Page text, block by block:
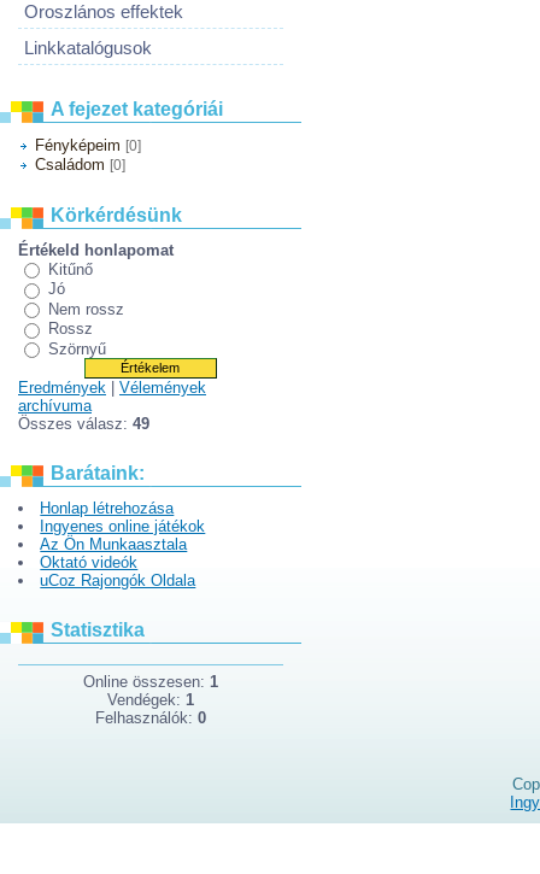
Oroszlános effektek
Linkkatalógusok
A fejezet kategóriái
Fényképeim [0]
Családom [0]
Körkérdésünk
Értékeld honlapomat
Kitűnő
Jó
Nem rossz
Rossz
Szörnyű
Eredmények
Vélemények
archívuma
Összes válasz: 49
Barátaink:
Honlap létrehozása
Ingyenes online játékok
Az Ön Munkaasztala
Oktató videók
uCoz Rajongók Oldala
Statisztika
Online összesen: 1
Vendégek: 1
Felhasználók: 0